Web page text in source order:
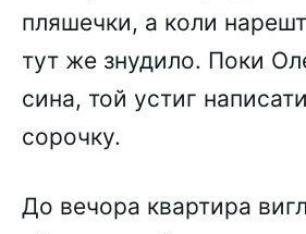
пляшечки, а коли
тут же знудило. Поки
сина, той устиг
сорочку.
До вечора квартира